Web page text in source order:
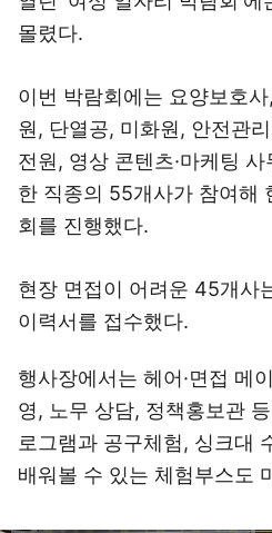
몰렸다.
이번 박람회에는 요양보호
원, 단열공, 미화원, 안전관
전원, 영상 콘텐츠·마케팅
한 직종의 55개사가 참여해
회를 진행했다.
현장 면접이 어려운 45개사
이력서를 접수했다.
행사장에서는 헤어·면접 메
영, 노무 상담, 정책홍보관
로그램과 공구체험, 싱크대
배워볼 수 있는 체험부스도